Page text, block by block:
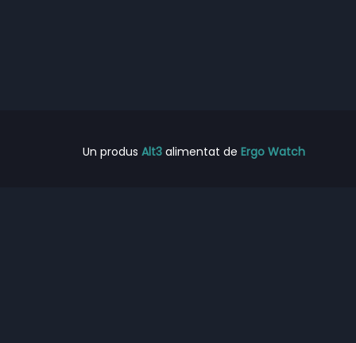
Un produs Alt3 alimentat de Ergo Watch